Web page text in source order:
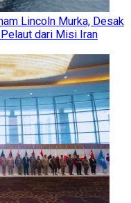
Lincoln Murka, Desak
dari Misi Iran